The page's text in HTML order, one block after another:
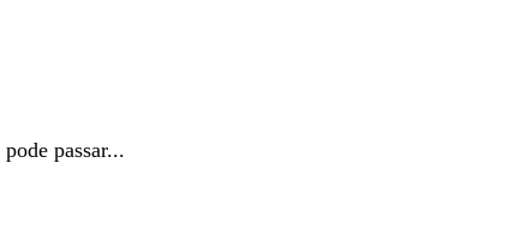
passar...